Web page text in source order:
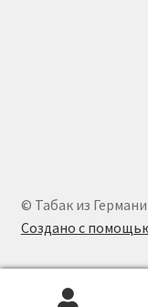
© Табак из
Создано с